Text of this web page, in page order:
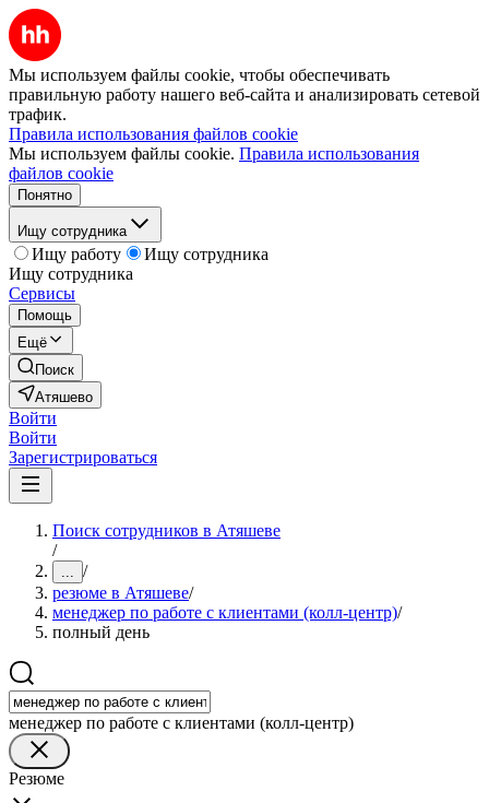
Мы используем файлы cookie, чтобы обеспечивать
правильную работу нашего веб-сайта и анализировать сетевой
трафик.
Правила использования файлов cookie
Мы используем файлы cookie. Правила использования
файлов cookie
Понятно
Ищу сотрудника
Ищу работу
Ищу сотрудника
Ищу сотрудника
Сервисы
Помощь
Ещё
Поиск
Атяшево
Войти
Войти
Зарегистрироваться
Поиск сотрудников в Атяшеве
/
... /
резюме в Атяшеве/
менеджер по работе с клиентами (колл-центр)/
полный день
менеджер по работе с клиентами (колл-центр)
Резюме